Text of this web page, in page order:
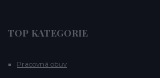
TOP KATEGORIE
Pracovná obuv